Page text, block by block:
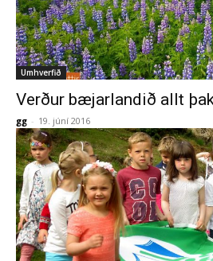
Umhverfið
Verður bæjarlandið allt
gg - 19. júní 2016